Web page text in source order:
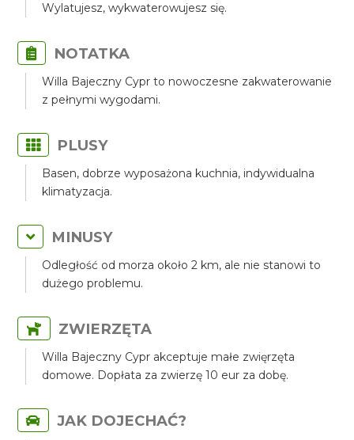
Wylatujesz, wykwaterowujesz się.
NOTATKA
Willa Bajeczny Cypr to nowoczesne zakwaterowanie
z pełnymi wygodami.
PLUSY
Basen, dobrze wyposażona kuchnia, indywidualna
klimatyzacja.
MINUSY
Odległość od morza około 2 km, ale nie stanowi to
dużego problemu.
ZWIERZĘTA
Willa Bajeczny Cypr akceptuje małe zwięrzęta
domowe. Dopłata za zwierzę 10 eur za dobę.
JAK DOJECHAĆ?